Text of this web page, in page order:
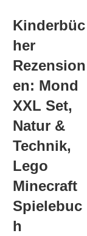
Kinderbüc
her
Rezension
en: Mond
XXL Set,
Natur &
Technik,
Lego
Minecraft
Spielebuc
h